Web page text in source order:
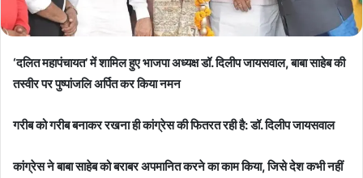
‘दलित महापंचायत’ में शामिल हुए भाजपा अध्यक्ष डॉ. दिलीप जायसवाल, बाबा साहेब की
तस्वीर पर पुष्पांजलि अर्पित कर किया नमन
गरीब को गरीब बनाकर रखना ही कांग्रेस की फितरत रही है: डॉ. दिलीप जायसवाल
कांग्रेस ने बाबा साहेब को बराबर अपमानित करने का काम किया, जिसे देश कभी नहीं